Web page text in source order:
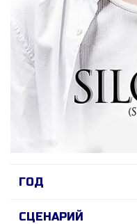
ГОД
СЦЕНАРИЙ